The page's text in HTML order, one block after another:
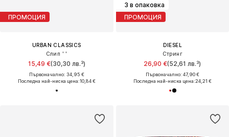
ПРОМОЦИЯ
URBAN CLASSICS
Слип ' '
15,49 €(30,30 лв.³)
Първоначално: 34,95 €
Последна най-ниска цена:10,84 €
3 в опаковка
ПРОМОЦИЯ
DIESEL
Стринг
26,90 €(52,61 лв.³)
Първоначално: 47,90 €
Последна най-ниска цена:24,21 €